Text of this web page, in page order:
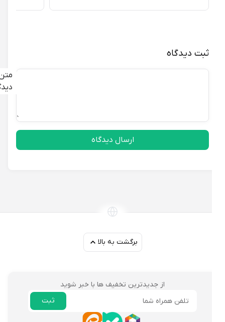
ثبت دیدگاه
متن
دیدگاه
ارسال دیدگاه
برگشت به بالا
از جدیدترین تخفیف ها با خبر شوید